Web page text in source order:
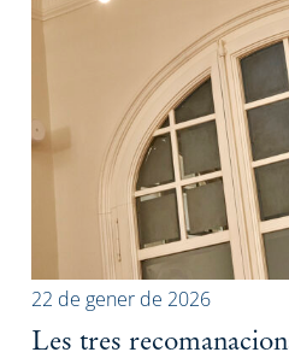
22 de gener de 2026
Les tres